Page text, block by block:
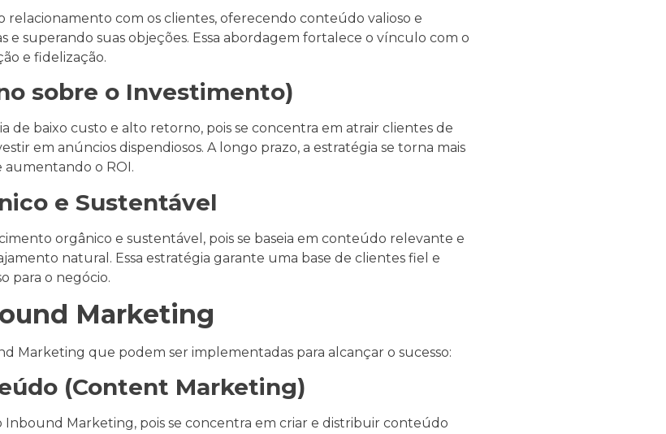
com os clientes, oferecendo conteúdo valioso e
e superando suas objeções. Essa abordagem fortalece o vínculo com o
e fidelização.
sobre o Investimento)
de baixo custo e alto retorno, pois se concentra em atrair clientes de
em anúncios dispendiosos. A longo prazo, a estratégia se torna mais
aumentando o ROI.
e Sustentável
orgânico e sustentável, pois se baseia em conteúdo relevante e
natural. Essa estratégia garante uma base de clientes fiel e
para o negócio.
Marketing
Marketing que podem ser implementadas para alcançar o sucesso:
(Content Marketing)
Marketing, pois se concentra em criar e distribuir conteúdo